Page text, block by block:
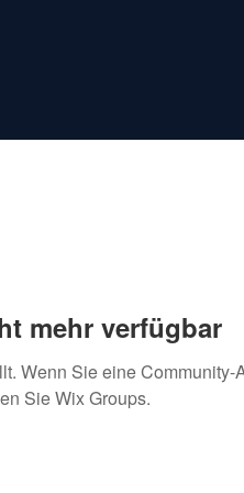
mehr verfügbar
Wenn Sie eine Community-
Sie Wix Groups.